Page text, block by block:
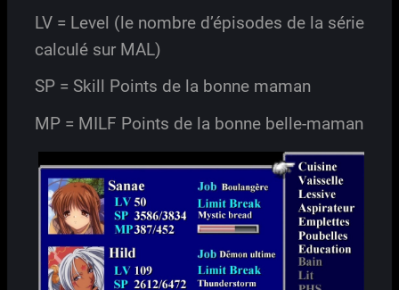
LV = Level (le nombre d’épisodes de la série
calculé sur MAL)
SP = Skill Points de la bonne maman
MP = MILF Points de la bonne belle-maman